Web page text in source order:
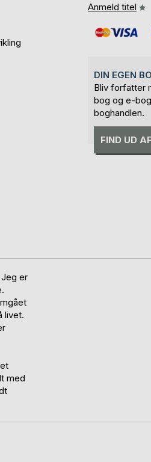
Anmeld titel
DIN EGEN
Bliv forfatter
bog og e-
boghandlen.
FIND UD
er
livet.
med